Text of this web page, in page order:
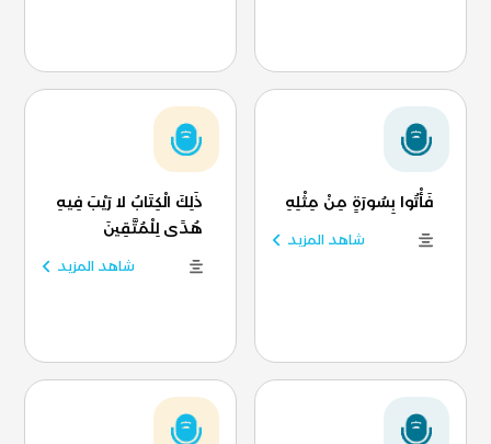
فَأْتُوا بِسُورَةٍ مِنْ مِثْلِهِ
شاهد المزيد
ذَلِكَ الْكِتَابُ لا رَيْبَ فِيهِ
هُدًى لِلْمُتَّقِينَ
شاهد المزيد